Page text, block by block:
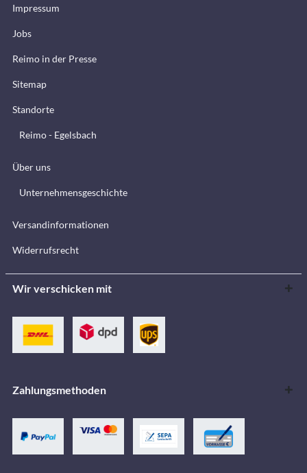
Impressum
Jobs
Reimo in der Presse
Sitemap
Standorte
Reimo - Egelsbach
Über uns
Unternehmensgeschichte
Versandinformationen
Widerrufsrecht
Wir verschicken mit
Zahlungsmethoden